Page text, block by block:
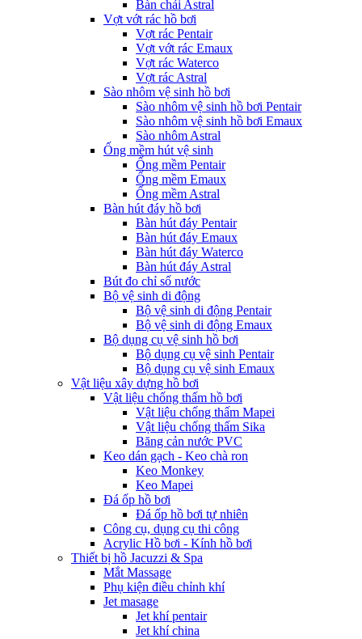
Bàn chải Astral
Vợt vớt rác hồ bơi
Vợt rác Pentair
Vợt vớt rác Emaux
Vợt rác Waterco
Vợt rác Astral
Sào nhôm vệ sinh hồ bơi
Sào nhôm vệ sinh hồ bơi Pentair
Sào nhôm vệ sinh hồ bơi Emaux
Sào nhôm Astral
Ống mềm hút vệ sinh
Ống mềm Pentair
Ống mềm Emaux
Ống mềm Astral
Bàn hút đáy hồ bơi
Bàn hút đáy Pentair
Bàn hút đáy Emaux
Bàn hút đáy Waterco
Bàn hút đáy Astral
Bút đo chỉ số nước
Bộ vệ sinh di động
Bộ vệ sinh di động Pentair
Bộ vệ sinh di động Emaux
Bộ dụng cụ vệ sinh hồ bơi
Bộ dụng cụ vệ sinh Pentair
Bộ dụng cụ vệ sinh Emaux
Vật liệu xây dựng hồ bơi
Vật liệu chống thấm hồ bơi
Vật liệu chống thấm Mapei
Vật liệu chống thấm Sika
Băng cản nước PVC
Keo dán gạch - Keo chà ron
Keo Monkey
Keo Mapei
Đá ốp hồ bơi
Đá ốp hồ bơi tự nhiên
Công cụ, dụng cụ thi công
Acrylic Hồ bơi - Kính hồ bơi
Thiết bị hồ Jacuzzi & Spa
Mắt Massage
Phụ kiện điều chỉnh khí
Jet masage
Jet khí pentair
Jet khí china